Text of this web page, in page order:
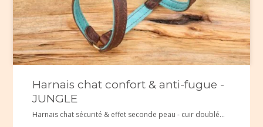
Harnais chat confort & anti-fugue -
JUNGLE
Harnais chat sécurité & effet seconde peau - cuir doublé...